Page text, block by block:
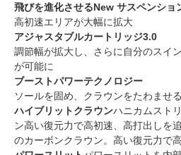
飛びを進化させるNew サスペンショ
高初速エリアが大幅に拡大
アジャスタブルカートリッジ3.0
調節幅が拡大し、さらに自分のスイ
が可能に
ブーストパワーテクノロジー
ソールを固め、クラウンをたわませる
ハイブリットクラウンハニカムスト
ン高い復元力で高初速、高打出しを
のカーボンクラウン。高い復元力で